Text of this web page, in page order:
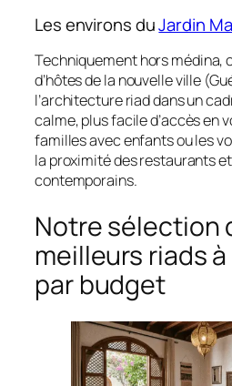
Les environs duJardin
Techniquement hors médina,
d’hôtes de la nouvelle ville
l’architecture riad dans un
calme, plus facile d’accès en
familles avec enfants ou les
la proximité des restaurants
contemporains.
Notre sélection
meilleurs riads
par budget